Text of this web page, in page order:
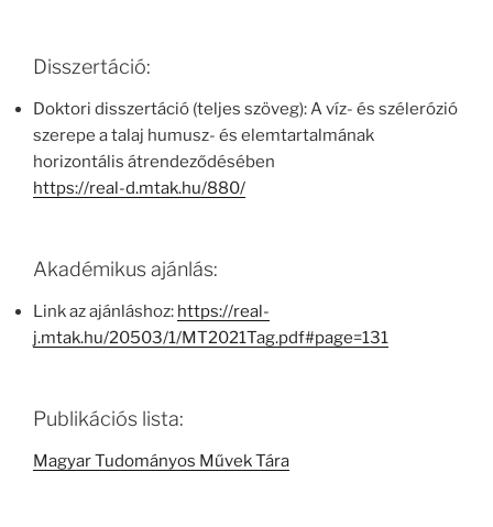
Disszertáció:
Doktori disszertáció (teljes szöveg): A víz- és szélerózió
szerepe a talaj humusz- és elemtartalmának
horizontális átrendeződésében
https://real-d.mtak.hu/880/
Akadémikus ajánlás:
Link az ajánláshoz: https://real-
j.mtak.hu/20503/1/MT2021Tag.pdf#page=131
Publikációs lista:
Magyar Tudományos Művek Tára